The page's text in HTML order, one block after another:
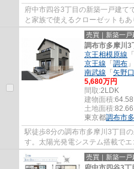
府中市四谷3丁目の新築一戸建て
と家族で使えるクローゼットも
ドリールームがありお洗濯がラク
売買｜新築一戸
調布市多摩川
京王相模原線 「
京王線 「 調布
南武線 「 矢野口
5,680万円
間取:2LDK
建物面積:
土地面積:
東京都調布市
駅徒歩8分の調布市多摩川3丁目
す。太陽光発電システム搭載で
いをお探しなら多摩地区に詳しい
売買｜新築一戸